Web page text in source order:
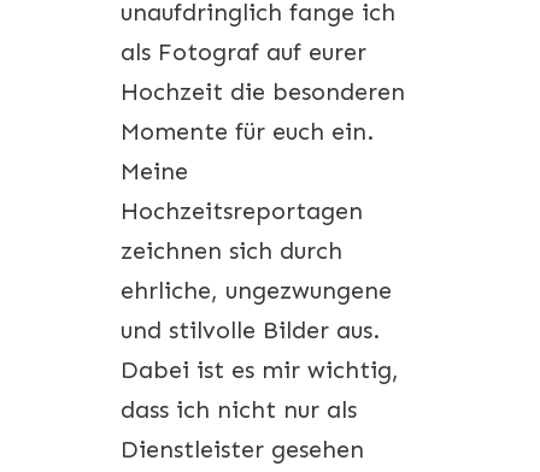
unaufdringlich fange ich
als Fotograf auf eurer
Hochzeit die besonderen
Momente für euch ein.
Meine
Hochzeitsreportagen
zeichnen sich durch
ehrliche, ungezwungene
und stilvolle Bilder aus.
Dabei ist es mir wichtig,
dass ich nicht nur als
Dienstleister gesehen